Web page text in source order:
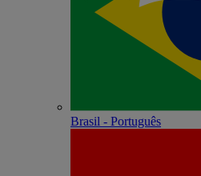
Brasil - Português